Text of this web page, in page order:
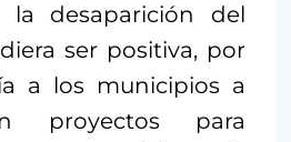
la desaparición del
ser positiva, por
a los municipios a
proyectos para